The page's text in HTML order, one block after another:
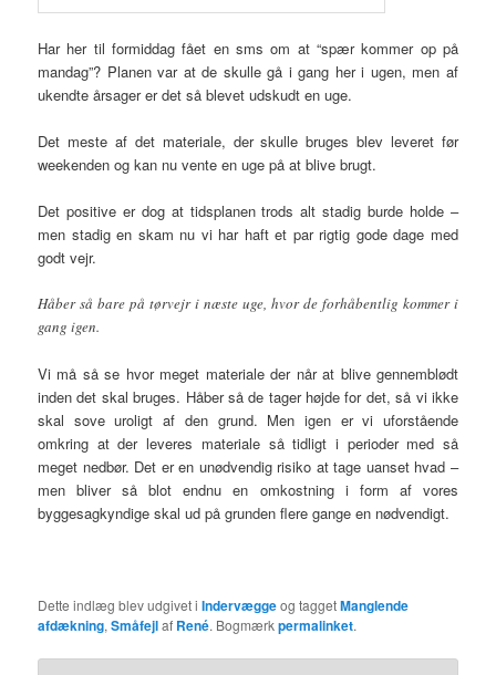
Har her til formiddag fået en sms om at “spær kommer op på
mandag”? Planen var at de skulle gå i gang her i ugen, men af
ukendte årsager er det så blevet udskudt en uge.
Det meste af det materiale, der skulle bruges blev leveret før
weekenden og kan nu vente en uge på at blive brugt.
Det positive er dog at tidsplanen trods alt stadig burde holde –
men stadig en skam nu vi har haft et par rigtig gode dage med
godt vejr.
Håber så bare på tørvejr i næste uge, hvor de forhåbentlig kommer i
gang igen.
Vi må så se hvor meget materiale der når at blive gennemblødt
inden det skal bruges. Håber så de tager højde for det, så vi ikke
skal sove uroligt af den grund. Men igen er vi uforstående
omkring at der leveres materiale så tidligt i perioder med så
meget nedbør. Det er en unødvendig risiko at tage uanset hvad –
men bliver så blot endnu en omkostning i form af vores
byggesagkyndige skal ud på grunden flere gange en nødvendigt.
Dette indlæg blev udgivet iIndervæggeog taggetManglende
afdækning,Småfejlaf René. Bogmærkpermalinket.